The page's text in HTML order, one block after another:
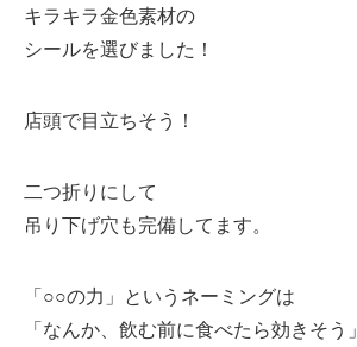
キラキラ金色素材の
シールを選びました！
店頭で目立ちそう！
二つ折りにして
吊り下げ穴も完備してます。
「○○の力」というネーミングは
「なんか、飲む前に食べたら効きそう」